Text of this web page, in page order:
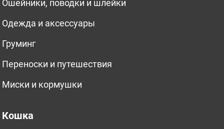
Ошейники, поводки и шлейки
Одежда и аксессуары
Груминг
Переноски и путешествия
Миски и кормушки
Кошка